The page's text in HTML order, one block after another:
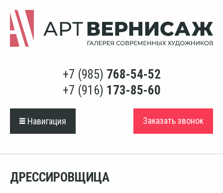
+7 (985) 768-54-52
+7 (916) 173-85-60
Навигация Заказать звонок
ДРЕССИРОВЩИЦА